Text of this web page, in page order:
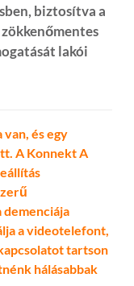
biztosítva a
lakói
van, és egy
A Konnekt A
demenciája
a videotelefont,
tartson
hálásabbak